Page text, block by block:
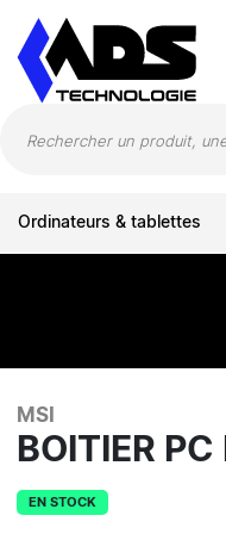
Ordinateurs & tablettes
MSI
BOITIER
EN STOCK